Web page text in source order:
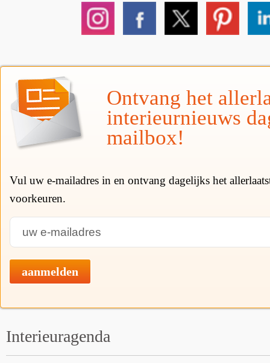
Ontvang het
interieurnieuws
mailbox!
Vul uw e-mailadres in en ontvang dagelijks het
voorkeuren.
aanmelden
Interieuragenda